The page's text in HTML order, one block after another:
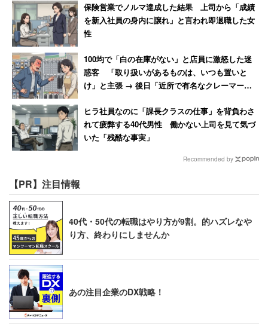
保険営業でノルマ達成した結果 上司から「成績
を新入社員の身内に譲れ」と言われ即退職した女
性
100均で「白の在庫がない」と店員に激怒した迷
惑客 「取り扱いがあるものは、いつも置いと
け」と主張 → 後日「近所で有名なクレーマー」
ヒラ社員なのに「課長クラスの仕事」を背負わさ
れて疲弊する40代男性 働かない上司を見て気づ
いた「残酷な事実」
Recommended by
【PR】注目情報
40代・50代の転職はやり方が9割。的ハズレなや
り方、終わりにしませんか
あの注目企業のDX戦略！